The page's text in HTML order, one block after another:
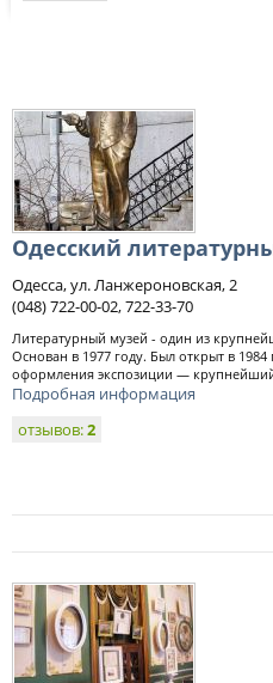
Одесский
Одесса, ул. Ланжероновская, 2
(048) 722-00-02, 722-33-70
Литературный музей - один из
Основан в 1977 году. Был открыт в 1984
оформления экспозиции —
Подробная информация
отзывов:2